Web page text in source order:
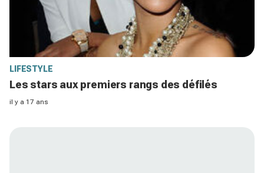
LIFESTYLE
Les stars aux premiers rangs des défilés
il y a 17 ans